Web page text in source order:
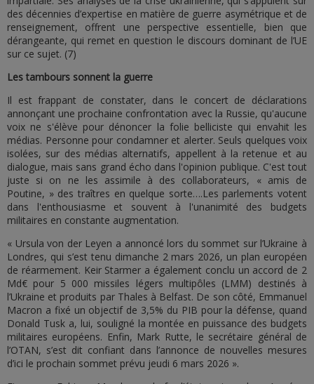
des décennies d’expertise en matière de guerre asymétrique et de
renseignement, offrent une perspective essentielle, bien que
dérangeante, qui remet en question le discours dominant de l’UE
sur ce sujet. (7)
Les tambours sonnent la guerre
Il est frappant de constater, dans le concert de déclarations
annonçant une prochaine confrontation avec la Russie, qu'aucune
voix ne s'élève pour dénoncer la folie belliciste qui envahit les
médias. Personne pour condamner et alerter. Seuls quelques voix
isolées, sur des médias alternatifs, appellent à la retenue et au
dialogue, mais sans grand écho dans l'opinion publique. C'est tout
juste si on ne les assimile à des collaborateurs, « amis de
Poutine, » des traîtres en quelque sorte….Les parlements votent
dans l'enthousiasme et souvent à l'unanimité des budgets
militaires en constante augmentation.
« Ursula von der Leyen a annoncé lors du sommet sur l’Ukraine à
Londres, qui s’est tenu dimanche 2 mars 2026, un plan européen
de réarmement. Keir Starmer a également conclu un accord de 2
Md€ pour 5 000 missiles légers multipôles (LMM) destinés à
l’Ukraine et produits par Thales à Belfast. De son côté, Emmanuel
Macron a fixé un objectif de 3,5% du PIB pour la défense, quand
Donald Tusk a, lui, souligné la montée en puissance des budgets
militaires européens. Enfin, Mark Rutte, le secrétaire général de
l’OTAN, s’est dit confiant dans l’annonce de nouvelles mesures
d’ici le prochain sommet prévu jeudi 6 mars 2026 ».